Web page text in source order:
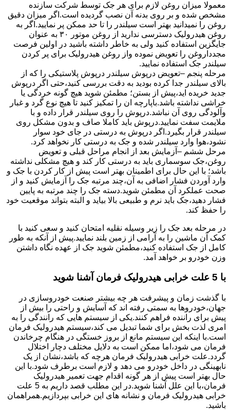
معمولا میزان روغن لازم برای هر جک توسط شرکت سازنده
مشخص شده و بر روی بدنه آن نصب گردیده است.اگر میزان دقیق
روغن را نمیدانید بهتر است سیلندر را تا حد ممکن پر نمایید.اگر به
روغن هیدرولیک دسترسی ندارید از روغن موتور ۳۰ به عنوان
جایگزین استفاده کنید ولی به خاطر داشته باشید در اولین فرصت
مجدداروغن را تعویض نموده واز روغن هیدرولیک برای پر کردن
سیلندر جک استفاده نمایید.
مرحله پنجم –تعویض درپوش سیلندر درپوش پلاستیکی را که از
بالای سیلندر جدا کرده بودید به دقت بررسی کنید،حتی اگر درپوش
جدید خریده اید،پیش از بستن؛ مطمئن شوید هیچ گونه خردگی یا
خراشی نداشته باشد.باپارچه ان را تمکیز کنید تا هیچ نوع گرد و غبار
وآلودگی روی آن نباشد.درپوش را روی سیلندر قرار داده و با
ملایمت سفت نمایید.درپوش باید کاملا صاف و بدون مشکل روی
سیلندر قرار بگیرد.اگر درپوش به درستی در جای خود سوار
نشود،هوا وارد سیلندر شده و جک به درستی کار نخواهد کرد.
مرحل ششم –آزمایش بعد از انجام مراحل قبلی و تعویض
روغن،جک سوسماری باید به درستی کار کند و هیچ مشکلی نداشته
باشد؛ با این حال برای اطمینان بهتر است پیش از کار کردن با جک و
وارد آوردن فشار اضافی به آن،چند مرتبه جک را آزمایش کنید و از
صحت عملکرد آن مطمئن شوید.دسته جک را چند مرتبه به پایین
فشار دهید،جک باید نرم و طبیعی بالا بیاید و البته بتواند موقعیت خود
را حفظ کند.
در مرحله بعد جک را زیر وسیله نقلیه امتحان کنید و سعی کنید با
کمک آن ماشین را به آرامی از زمین بلند نمایید.پیش از آنکه به طور
کامل از جک استفاده کنید،مطمئن شوید جک از عهده نگاه داشتن
وزن خودرو بر خواهد آمد.
با 5 علت خرابی هیدرولیک فرمان آشنا شوید
با گذشت زمان و پیشرفت هر چه بیشتر صنعت خودروسازی در
جهان،خودروها به سمتی رفته اند که آسایش و راحتی را بیش از
پیش برای راننده فراهم کنند.یکی از سیستم هایی که رانندگی را به
امری لذت بخش برای شما تبدیل می کند،سیستم هیدرولیک فرمان
است.با اینکه این سیستم مانع از بروز خستگی در هنگام چرخاندن
فرمان می شود،اما ممکن است به دلایل مختلف دچار اختلال
گردد.علت خرابی هیدرولیک فرمان هرچه که باشد،نشان از یک
نابهینگی در داخل خودرو می دهد و لازم است برطرف شود.با این
حال بهتر است پیش از هر گونه اقدام جهت تعمیر هیدرولیک
فرمان،با این علل آشنا شوید.در این مطلب قصد داریم به 5 علت
خرابی هیدرولیک فرمان و نشانه های این خرابی بپردازیم.همراهمان
باشید.